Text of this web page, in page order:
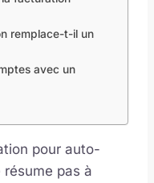
remplace-t-il un
avec un
pour auto-
pas à